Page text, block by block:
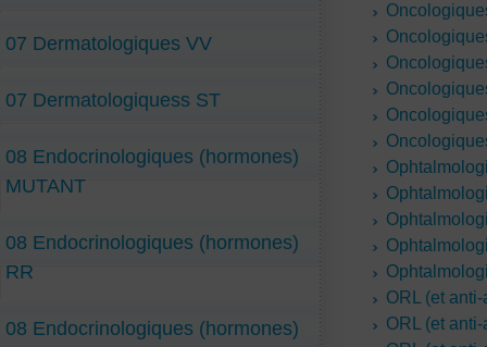
ORL (et
ORL (et
07 Dermatologiques VV
07 Dermatologiquess ST
08 Endocrinologiques (hormones)
MUTANT
08 Endocrinologiques (hormones)
RR
08 Endocrinologiques (hormones)